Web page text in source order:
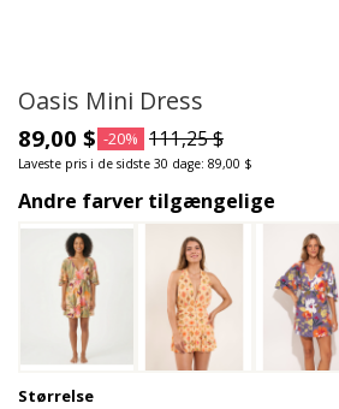
Oasis Mini Dress
89,00 $ -20% 111,25 $
Laveste pris i de sidste 30 dage: 89,00 $
Andre farver tilgængelige
Størrelse